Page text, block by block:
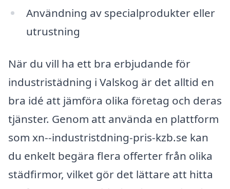
Användning av specialprodukter eller
utrustning
När du vill ha ett bra erbjudande för
industristädning i Valskog är det alltid en
bra idé att jämföra olika företag och deras
tjänster. Genom att använda en plattform
som xn--industristdning-pris-kzb.se kan
du enkelt begära flera offerter från olika
städfirmor, vilket gör det lättare att hitta